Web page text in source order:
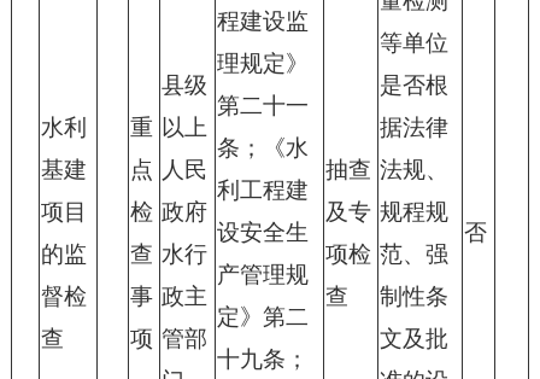
水利
基建
项目
的监
督检
查
重
点
检
查
事
项
县级
以上
人民
政府
水行
政主
管部
程建设监
理规定》
第二十一
条；《水
利工程建
设安全生
产管理规
定》第二
十九条；
抽查
及专
项检
查
等单位
是否根
据法律
法规、
规程规
范、强
制性条
文及批
否